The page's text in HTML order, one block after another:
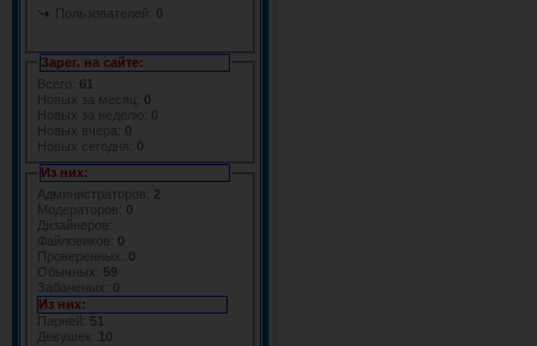
Пользователей: 0
Зарег. на сайте:
Всего: 61
Новых за месяц: 0
Новых за неделю: 0
Новых вчера: 0
Новых сегодня: 0
Из них:
Администраторов: 2
Модераторов: 0
Дизайнеров:
Файловиков: 0
Проверенных: 0
Обычных: 59
Забаненых: 0
Из них:
Парней: 51
Девушек:
10